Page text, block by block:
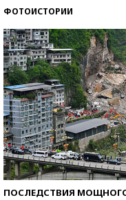
ФОТОИСТОРИИ
ПОСЛЕДСТВИЯ